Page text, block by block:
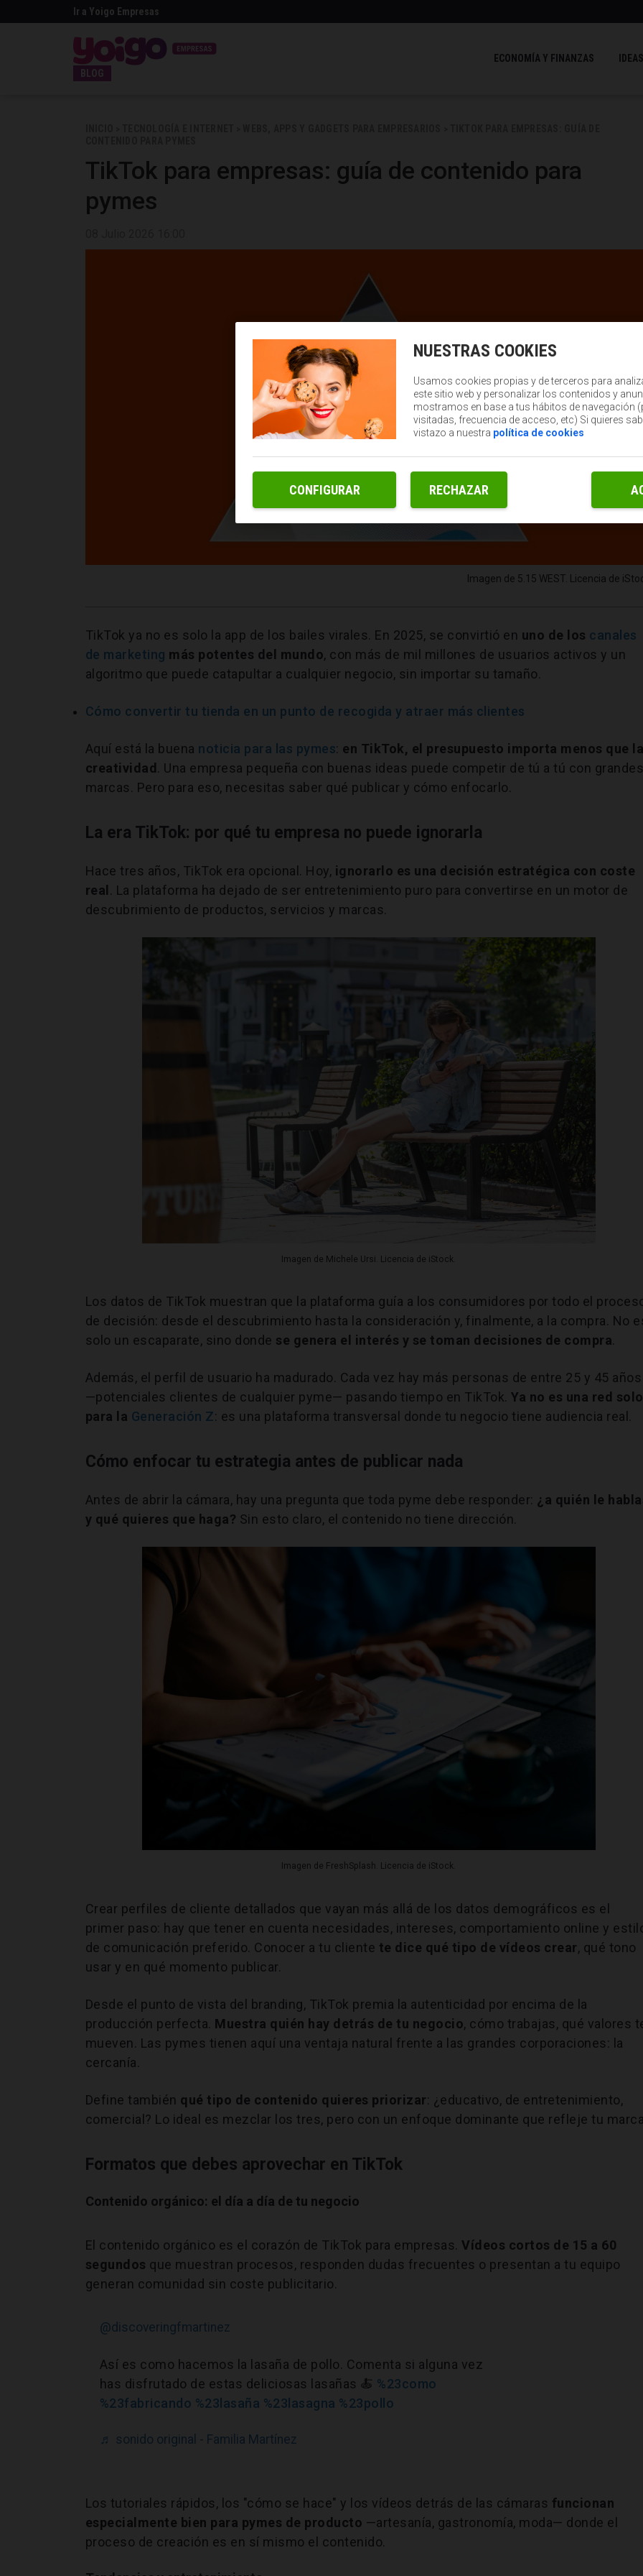
Ir a Yoigo Empresas
BLOG
ECONOMÍA Y FINANZAS
TikTok para empresas: guía de contenido para
pymes
Imagen de 5.15 WEST. Licencia de
TikTok ya no es solo la app de los bailes virales. En 2025, se convirtió en uno de los canales
de marketing más potentes del mundo, con más de mil millones de usuarios activos y un
algoritmo que puede catapultar a cualquier negocio, sin importar su tamaño.
Cómo convertir tu tienda en un punto de recogida y atraer más clientes
Aquí está la buena noticia para las pymes: en TikTok, el presupuesto importa menos que
creatividad. Una empresa pequeña con buenas ideas puede competir de tú a tú con
marcas. Pero para eso, necesitas saber qué publicar y cómo enfocarlo.
La era TikTok: por qué tu empresa no puede ignorarla
Hace tres años, TikTok era opcional. Hoy, ignorarlo es una decisión estratégica con coste
real. La plataforma ha dejado de ser entretenimiento puro para convertirse en un motor de
descubrimiento de productos, servicios y marcas.
Imagen de Michele Ursi. Licencia de iStock.
Los datos de TikTok muestran que la plataforma guía a los consumidores por todo el
de decisión: desde el descubrimiento hasta la consideración y, finalmente, a la compra. No
solo un escaparate, sino donde se genera el interés y se toman decisiones de compra.
Además, el perfil de usuario ha madurado. Cada vez hay más personas de entre 25 y 45 años
—potenciales clientes de cualquier pyme— pasando tiempo en TikTok.Ya no es una red solo
para la Generación Z: es una plataforma transversal donde tu negocio tiene audiencia real.
Cómo enfocar tu estrategia antes de publicar nada
Antes de abrir la cámara, hay una pregunta que toda pyme debe responder: ¿a quién le
y qué quieres que haga? Sin esto claro, el contenido no tiene dirección.
Imagen de FreshSplash. Licencia de iStock.
Crear perfiles de cliente detallados que vayan más allá de los datos demográficos es el
primer paso: hay que tener en cuenta necesidades, intereses, comportamiento online y
de comunicación preferido. Conocer a tu cliente te dice qué tipo de vídeos crear, qué tono
usar y en qué momento publicar.
Desde el punto de vista del branding, TikTok premia la autenticidad por encima de la
producción perfecta. Muestra quién hay detrás de tu negocio, cómo trabajas, qué valores
mueven. Las pymes tienen aquí una ventaja natural frente a las grandes corporaciones: la
cercanía.
Define también qué tipo de contenido quieres priorizar: ¿educativo, de entretenimiento,
comercial? Lo ideal es mezclar los tres, pero con un enfoque dominante que refleje tu
Formatos que debes aprovechar en TikTok
Contenido orgánico: el día a día de tu negocio
El contenido orgánico es el corazón de TikTok para empresas.Vídeos cortos de 15 a 60
segundos que muestran procesos, responden dudas frecuentes o presentan a tu equipo
generan comunidad sin coste publicitario.
@discoveringfmartinez
Así es como hacemos la lasaña de pollo. Comenta si alguna vez
has disfrutado de estas deliciosas lasañas 🍝 %23como
%23fabricando %23lasaña %23lasagna %23pollo
♬ sonido original - Familia Martínez
Los tutoriales rápidos, los "cómo se hace" y los vídeos detrás de las cámaras funcionan
especialmente bien para pymes de producto —artesanía, gastronomía, moda— donde el
proceso de creación es en sí mismo el contenido.
NUESTRAS COOKIES
Usamos cookies propias y de terceros para
este sitio web y personalizar los contenidos y
mostramos en base a tus hábitos de navegación
visitadas, frecuencia de acceso, etc) Si quieres
vistazo a nuestra política de cookies
RECHAZAR
CONFIGURAR